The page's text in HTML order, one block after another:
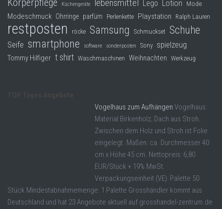
Körperpflege Küchengeräte lebensmittel Lego Lotion Mode
Modeschmuck Ohrringe parfüm Perlenkette Playstation Ralph Lauren
restposten röcke Samsung Schmuckset Schuhe
Seife smartphone software sonderposten Sony spielzeug
Tommy Hilfiger t shirt Waschmaschinen Weihnachten Werkzeug
Vogelhaus zum Aufhängen Vogelhaus:
Material Birkenholz; Dach aus Stroh.
Zwischen dem Holz und Stroh ist Folie
eingelegt. Maßen: ca. Durchmesser 40
cm x Höhe 45 cm. Nettopreis: 6,80
EUR/Stück + 19% MwSt.
Verpackungseinheit (VE): Palette 50
Stück Mindestabnahmemenge: 1 Palette Grosshändler kommt aus
Deutschland und hat 23 Angebote aktuell auf grosshandel-zentrum.de